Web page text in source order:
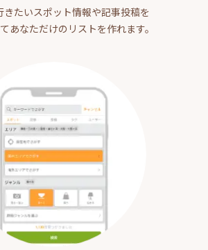
きたいスポット情報や記事投稿を
あなただけのリストを作れます。